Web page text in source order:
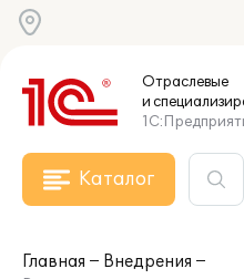
Отраслевые
и
Каталог
Главная
Внедрения